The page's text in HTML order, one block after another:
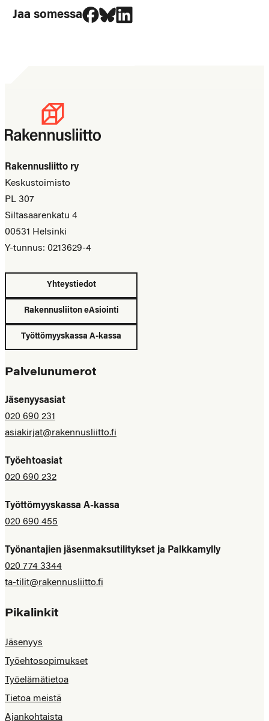
Jaa somessa
Jaa Facebookissa
Jaa Blueskyssa
Jaa LinkedIn:ssä
Rakennusliitto ry
Keskustoimisto
PL 307
Siltasaarenkatu 4
00531 Helsinki
Y-tunnus: 0213629-4
Yhteystiedot
Rakennusliiton eAsiointi
Työttömyyskassa A-kassa
Palvelunumerot
Jäsenyysasiat
020 690 231
asiakirjat@rakennusliitto.fi
Työehtoasiat
020 690 232
Työttömyyskassa A-kassa
020 690 455
Työnantajien jäsenmaksutilitykset ja Palkkamylly
020 774 3344
ta-tilit@rakennusliitto.fi
Pikalinkit
Jäsenyys
Työehtosopimukset
Työelämätietoa
Tietoa meistä
Ajankohtaista